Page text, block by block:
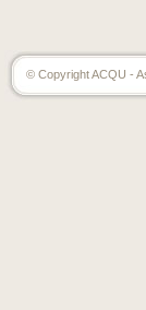
© Copyright ACQU -